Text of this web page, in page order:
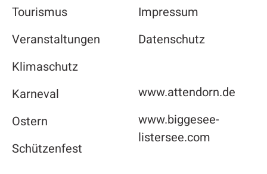
Tourismus
Veranstaltungen
Klimaschutz
Karneval
Ostern
Schützenfest
Impressum
Datenschutz
www.attendorn.de
www.biggesee-
listersee.com